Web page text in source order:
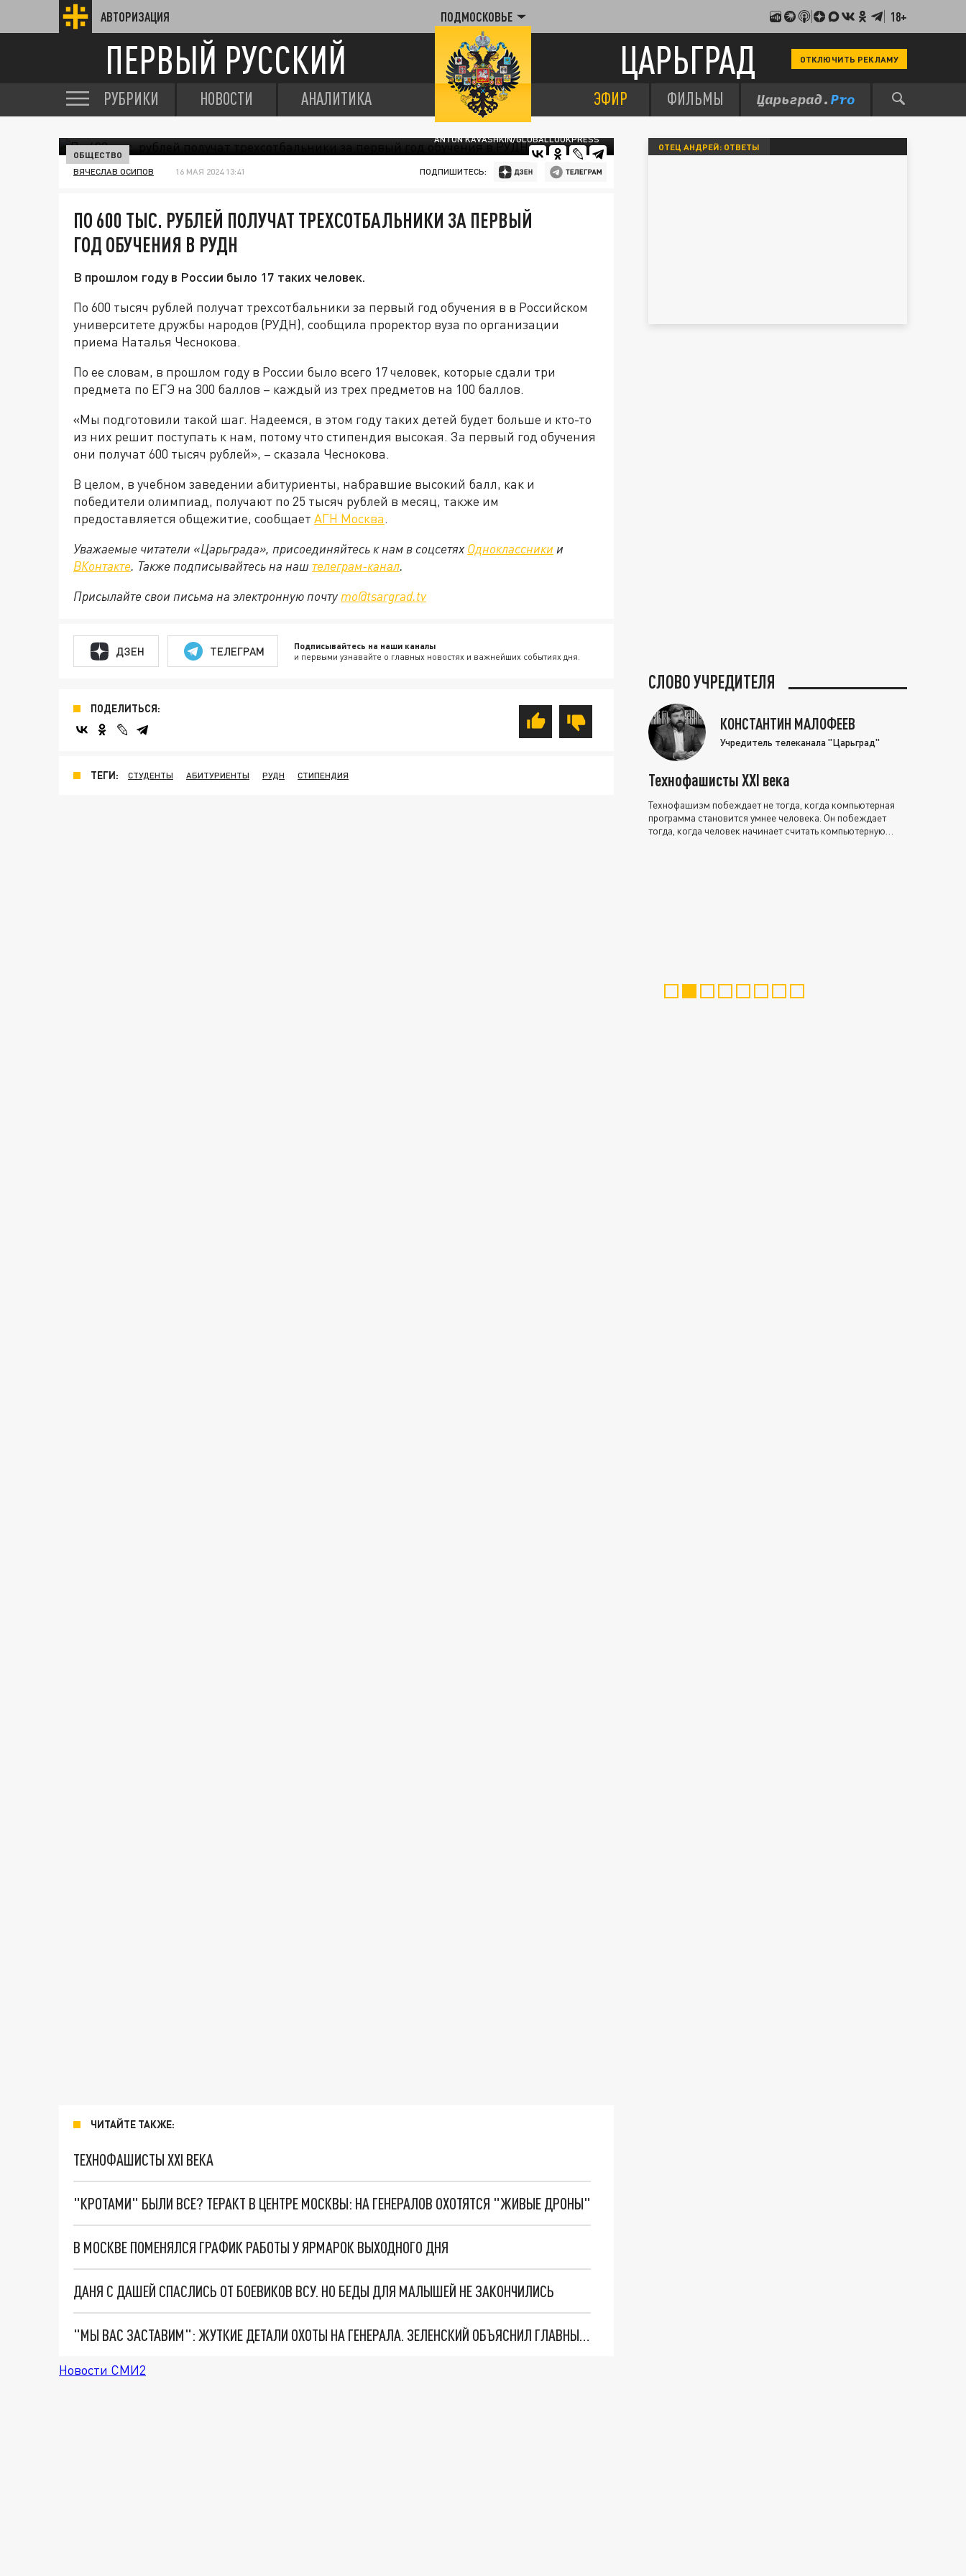
АВТОРИЗАЦИЯ ПОДМОСКОВЬЕ 18+
ПЕРВЫЙ РУССКИЙ ЦАРЬГРАД ОТКЛЮЧИТЬ РЕКЛАМУ
РУБРИКИ НОВОСТИ АНАЛИТИКА ЭФИР ФИЛЬМЫ
ANTON KAVASHKIN/GLOBALLOOKPRESS
ОБЩЕСТВО
ВЯЧЕСЛАВ ОСИПОВ 16 МАЯ 2024 13:41 ПОДПИШИТЕСЬ:
ПО 600 ТЫС. РУБЛЕЙ ПОЛУЧАТ ТРЕХСОТБАЛЬНИКИ ЗА ПЕРВЫЙ
ГОД ОБУЧЕНИЯ В РУДН
В прошлом году в России было 17 таких человек.
По 600 тысяч рублей получат трехсотбальники за первый год обучения в в Российском
университете дружбы народов (РУДН), сообщила проректор вуза по организации
приема Наталья Чеснокова.
По ее словам, в прошлом году в России было всего 17 человек, которые сдали три
предмета по ЕГЭ на 300 баллов – каждый из трех предметов на 100 баллов.
«Мы подготовили такой шаг. Надеемся, в этом году таких детей будет больше и кто-то
из них решит поступать к нам, потому что стипендия высокая. За первый год обучения
они получат 600 тысяч рублей», – сказала Чеснокова.
В целом, в учебном заведении абитуриенты, набравшие высокий балл, как и
победители олимпиад, получают по 25 тысяч рублей в месяц, также им
предоставляется общежитие, сообщает АГН Москва.
Уважаемые читатели «Царьграда», присоединяйтесь к нам в соцсетях Одноклассники и
ВКонтакте. Также подписывайтесь на наш телеграм-канал.
Присылайте свои письма на электронную почту mo@tsargrad.tv
ДЗЕН ТЕЛЕГРАМ Подписывайтесь на наши каналы
и первыми узнавайте о главных новостях и важнейших событиях дня.
ПОДЕЛИТЬСЯ:
ТЕГИ: СТУДЕНТЫ АБИТУРИЕНТЫ РУДН СТИПЕНДИЯ
ЧИТАЙТЕ ТАКЖЕ:
ТЕХНОФАШИСТЫ XXI ВЕКА
"КРОТАМИ" БЫЛИ ВСЕ? ТЕРАКТ В ЦЕНТРЕ МОСКВЫ: НА ГЕНЕРАЛОВ ОХОТЯТСЯ "ЖИВЫЕ ДРОНЫ"
В МОСКВЕ ПОМЕНЯЛСЯ ГРАФИК РАБОТЫ У ЯРМАРОК ВЫХОДНОГО ДНЯ
ДАНЯ С ДАШЕЙ СПАСЛИСЬ ОТ БОЕВИКОВ ВСУ. НО БЕДЫ ДЛЯ МАЛЫШЕЙ НЕ ЗАКОНЧИЛИСЬ
"МЫ ВАС ЗАСТАВИМ": ЖУТКИЕ ДЕТАЛИ ОХОТЫ НА ГЕНЕРАЛА. ЗЕЛЕНСКИЙ ОБЪЯСНИЛ ГЛАВНЫЙ СМЫСЛ ТЕРАКТА В ЦЕНТРЕ МОСКВЫ
Новости СМИ2
ОТЕЦ АНДРЕЙ: ОТВЕТЫ
СЛОВО УЧРЕДИТЕЛЯ
КОНСТАНТИН МАЛОФЕЕВ
Учредитель телеканала "Царьград"
Технофашисты XXI века
Технофашизм побеждает не тогда, когда компьютерная
программа становится умнее человека. Он побеждает
тогда, когда человек начинает считать компьютерную